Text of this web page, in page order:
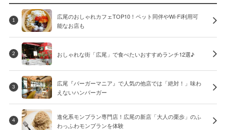
1
広尾のおしゃれカフェTOP10！ペット同伴やWi-Fi利用可
能なお店も
2 おしゃれな街「広尾」で食べたいおすすめランチ12選♪
3
広尾『バーガーマニア』で人気の他店では「絶対！」味わ
えないハンバーガー
4
進化系モンブラン専門店！広尾の新店「大人の栗歩」のふ
わっふわモンブランを体験